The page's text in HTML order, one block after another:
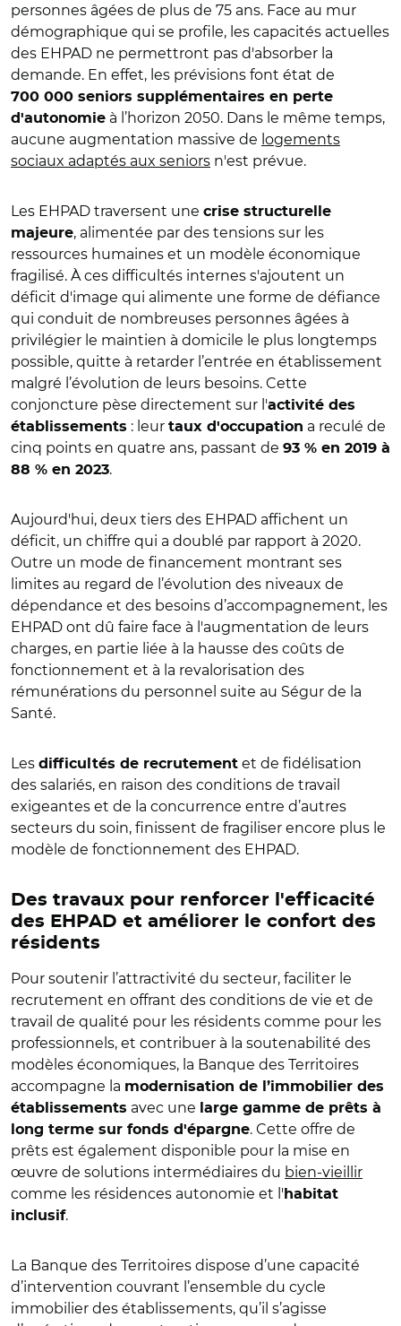
personnes âgées de plus de 75 ans. Face au mur
démographique qui se profile, les capacités actuelles
des EHPAD ne permettront pas d'absorber la
demande. En effet, les prévisions font état de
700 000 seniors supplémentaires en perte
d'autonomie à l’horizon 2050. Dans le même temps,
aucune augmentation massive de logements
sociaux adaptés aux seniors n'est prévue.
Les EHPAD traversent une crise structurelle
majeure, alimentée par des tensions sur les
ressources humaines et un modèle économique
fragilisé. À ces difficultés internes s'ajoutent un
déficit d'image qui alimente une forme de défiance
qui conduit de nombreuses personnes âgées à
privilégier le maintien à domicile le plus longtemps
possible, quitte à retarder l’entrée en établissement
malgré l’évolution de leurs besoins. Cette
conjoncture pèse directement sur l'activité des
établissements : leur taux d'occupation a reculé de
cinq points en quatre ans, passant de 93 % en 2019 à
88 % en 2023.
Aujourd'hui, deux tiers des EHPAD affichent un
déficit, un chiffre qui a doublé par rapport à 2020.
Outre un mode de financement montrant ses
limites au regard de l’évolution des niveaux de
dépendance et des besoins d’accompagnement, les
EHPAD ont dû faire face à l'augmentation de leurs
charges, en partie liée à la hausse des coûts de
fonctionnement et à la revalorisation des
rémunérations du personnel suite au Ségur de la
Santé.
Les difficultés de recrutement et de fidélisation
des salariés, en raison des conditions de travail
exigeantes et de la concurrence entre d’autres
secteurs du soin, finissent de fragiliser encore plus le
modèle de fonctionnement des EHPAD.
Des travaux pour renforcer l'efficacité
des EHPAD et améliorer le confort des
résidents
Pour soutenir l’attractivité du secteur, faciliter le
recrutement en offrant des conditions de vie et de
travail de qualité pour les résidents comme pour les
professionnels, et contribuer à la soutenabilité des
modèles économiques, la Banque des Territoires
accompagne la modernisation de l’immobilier des
établissements avec une
large gamme de prêts à
long terme sur fonds d'épargne. Cette offre de
prêts est également disponible pour la mise en
œuvre de solutions intermédiaires du bien-vieillir
comme les résidences autonomie et l'habitat
inclusif.
La Banque des Territoires dispose d’une capacité
d’intervention couvrant l’ensemble du cycle
immobilier des établissements, qu’il s’agisse